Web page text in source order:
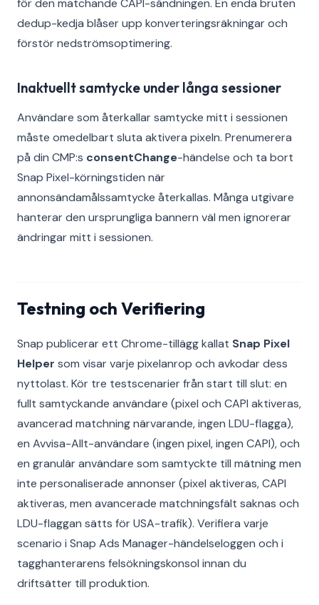
för den matchande CAPI-sändningen. En enda bruten
dedup-kedja blåser upp konverteringsräkningar och
förstör nedströmsoptimering.
Inaktuellt samtycke under långa sessioner
Användare som återkallar samtycke mitt i sessionen
måste omedelbart sluta aktivera pixeln. Prenumerera
på din CMP:s consentChange-händelse och ta bort
Snap Pixel-körningstiden när
annonsändamålssamtycke återkallas. Många utgivare
hanterar den ursprungliga bannern väl men ignorerar
ändringar mitt i sessionen.
Testning och Verifiering
Snap publicerar ett Chrome-tillägg kallat Snap Pixel
Helper som visar varje pixelanrop och avkodar dess
nyttolast. Kör tre testscenarier från start till slut: en
fullt samtyckande användare (pixel och CAPI aktiveras,
avancerad matchning närvarande, ingen LDU-flagga),
en Avvisa-Allt-användare (ingen pixel, ingen CAPI), och
en granulär användare som samtyckte till mätning men
inte personaliserade annonser (pixel aktiveras, CAPI
aktiveras, men avancerade matchningsfält saknas och
LDU-flaggan sätts för USA-trafik). Verifiera varje
scenario i Snap Ads Manager-händelseloggen och i
tagghanterarens felsökningskonsol innan du
driftsätter till produktion.